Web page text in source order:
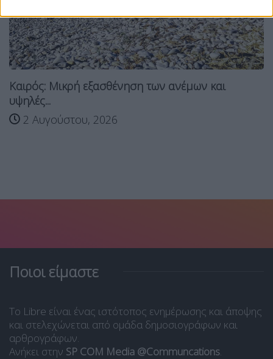
Καιρός: Μικρή εξασθένηση των ανέμων και
υψηλές...
2 Αυγούστου, 2026
Ποιοι είμαστε
Το Libre είναι ένας ιστότοπος ενημέρωσης και άποψης
και στελεχώνεται από ομάδα δημοσιογράφων και
αρθρογράφων.
Ανήκει στην SP COM Media @Communcations.